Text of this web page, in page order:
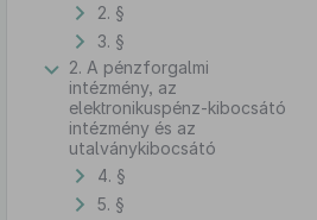
2. §
3. §
2. A pénzforgalmi
intézmény, az
elektronikuspénz-kibocsátó
intézmény és az
utalványkibocsátó
4. §
5. §